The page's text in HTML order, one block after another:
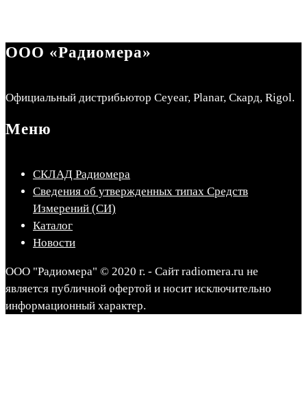
ООО «Радиомера»
Официальный дистрибьютор Ceyear, Planar, Скард, Rigol.
Меню
СКЛАД Радиомера
Сведения об утвержденных типах Средств
Измерений (СИ)
Каталог
Новости
ООО "Радиомера" © 2020 г. - Сайт radiomera.ru не
является публичной офертой и носит исключительно
информационный характер.